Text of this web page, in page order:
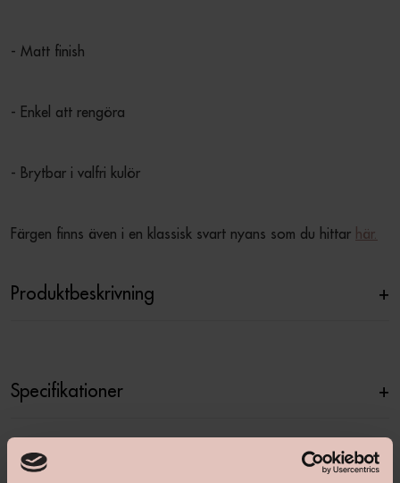
- Matt finish
- Enkel att rengöra
- Brytbar i valfri kulör
Färgen finns även i en klassisk svart nyans som du hittar här.
Produktbeskrivning +
Specifikationer +
Relaterade produkter